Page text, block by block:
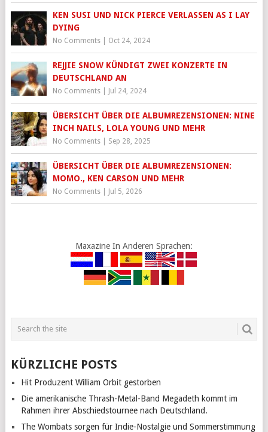
KEN SUSI UND NICK PIERCE VERLASSEN AS I LAY
DYING
No Comments| Oct 24, 2024
REJJIE SNOW KÜNDIGT ZWEI KONZERTE IN
DEUTSCHLAND AN
No Comments| Jul 24, 2024
ÜBERSICHT ÜBER DIE ALBUMREZENSIONEN: NINE
INCH NAILS, LOLA YOUNG UND MEHR
No Comments| Sep 28, 2025
ÜBERSICHT ÜBER DIE ALBUMREZENSIONEN:
MOMO., KEN CARSON UND MEHR
No Comments| Jul 5, 2026
Maxazine In Anderen Sprachen:
KÜRZLICHE POSTS
Hit Produzent William Orbit gestorben
Die amerikanische Thrash-Metal-Band Megadeth kommt im
Rahmen ihrer Abschiedstournee nach Deutschland.
The Wombats sorgen für Indie-Nostalgie und Sommerstimmung